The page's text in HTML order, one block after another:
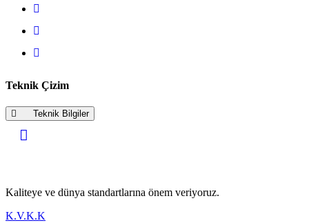
Teknik Çizim
Teknik Bilgiler
Kaliteye ve dünya standartlarına önem veriyoruz.
K.V.K.K